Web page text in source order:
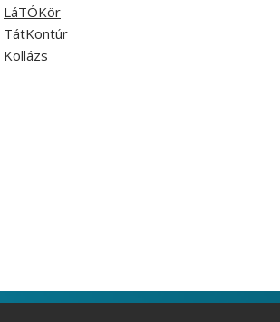
LáTÓKör
TátKontúr
Kollázs